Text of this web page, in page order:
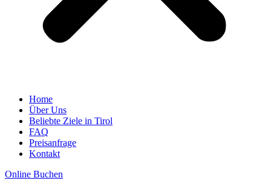
Home
Über Uns
Beliebte Ziele in Tirol
FAQ
Preisanfrage
Kontakt
Online Buchen